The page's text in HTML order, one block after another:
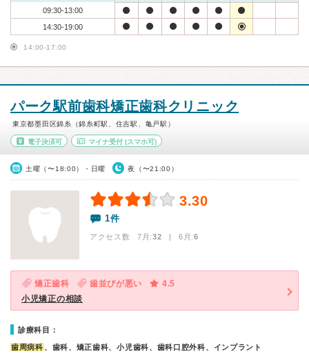
09:30-13:00
14:30-19:00
14:00-17:00
パーク駅前歯科矯正歯科クリニック
東京都墨田区錦糸（錦糸町駅、住吉駅、亀戸駅）
電子決済可 マイナ受付(スマホ可)
土曜（〜18:00）・日曜 夜（〜21:00）
3.30
1件
アクセス数 7月:32 | 6月:6
矯正歯科 歯並びが悪い
4.5
小児矯正の相談
診療科目：
歯周病科 、歯科、矯正歯科、小児歯科、歯科口腔外科、インプラント